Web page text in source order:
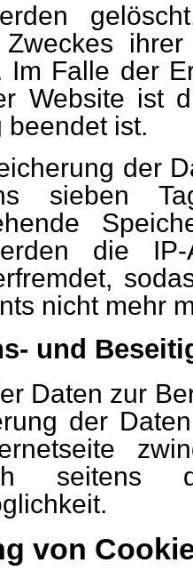
Im Falle der
Website ist
beendet ist.
der
sieben
die IP-
nicht mehr
und
Daten zur
der
seitens
von